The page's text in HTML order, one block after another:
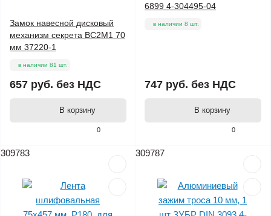
0
Замок навесной дисковый
механизм секрета ВС2М1 70
мм 37220-1
в наличии 81 шт.
657 руб. без НДС
В корзину
0
6899 4-304495-04
в наличии 8 шт.
747 руб. без НДС
В корзину
309783 309787